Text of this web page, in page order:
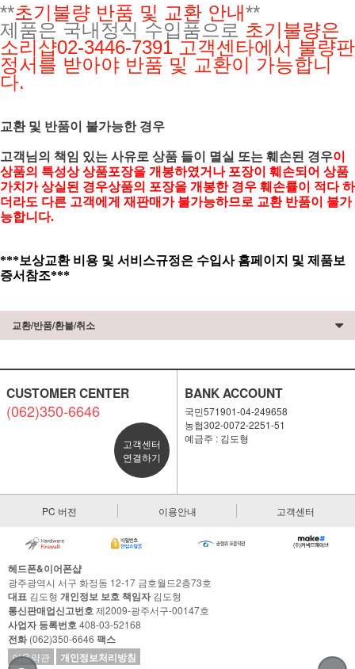
**초기불량 반품 및 교환 안내**
제품은 국내정식 수입품으로 초기불량은
소리샵02-3446-7391고객센타에서 불량판
정서를 받아야 반품 및 교환이 가능합니
다.
교환 및 반품이 불가능한 경우
고객님의 책임 있는 사유로 상품 들이 멸실 또는 훼손된 경우이
상품의 특성상 상품포장을 개봉하였거나 포장이 훼손되어 상품
가치가 상실된 경우상품의 포장을 개봉한 경우 훼손률이 적다 하
더라도 다른 고객에게 재판매가 불가능하므로 교환 반품이 불가
능합니다.
***보상교환 비용 및 서비스규정은 수입사 홈페이지 및 제품보
증서참조***
교환/반품/환불/취소
CUSTOMER CENTER
(062)350-6646
고객센터
연결하기
BANK ACCOUNT
국민571901-04-249658
농협302-0072-2251-51
예금주 : 김도형
PC 버전 이용안내 고객센터
헤드폰&이어폰샵
광주광역시 서구 화정동 12-17 금호월드2층73호
대표 김도형 개인정보 보호 책임자김도형
통신판매업신고번호제2009-광주서구-00147호
사업자 등록번호408-03-52168
전화(062)350-6646 팩스
이용약관 개인정보처리방침